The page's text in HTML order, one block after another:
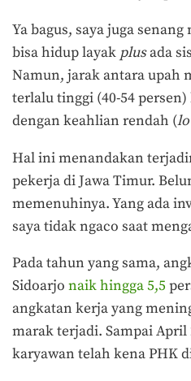
Ya bagus, saya juga
bisa hidup layak plusada
Namun, jarak antara upah
terlalu tinggi (40-54
dengan keahlian rendah (
Hal ini menandakan
pekerja di Jawa Timur.
memenuhinya. Yang ada
saya tidak ngaco saat
Pada tahun yang sama,
Sidoarjo naik hingga 5,5
angkatan kerja yang
marak terjadi. Sampai April
karyawan telah kena PHK